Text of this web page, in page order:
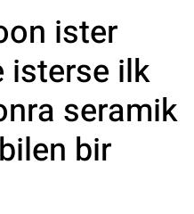
ister
isterse ilk
seramik
bir